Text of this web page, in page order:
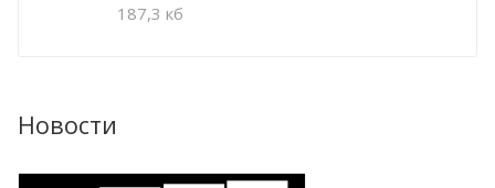
187,3 кб
Новости